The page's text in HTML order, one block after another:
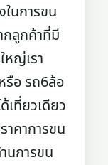
ในการขน
ลูกค้าที่มี
หญ่เรา
รือ รถ6ล้อ
เที่ยวเดียว
คาการขน
นการขน